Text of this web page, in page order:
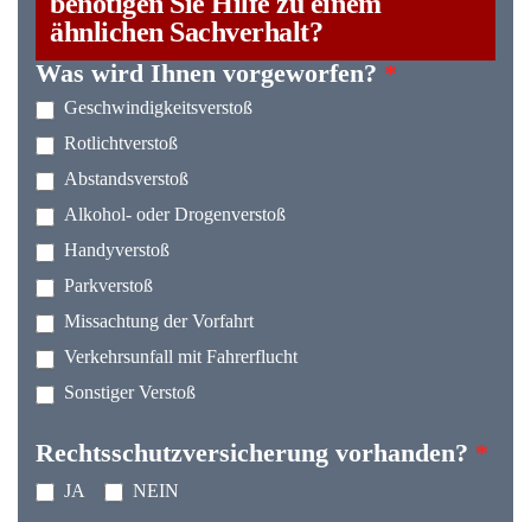
ähnlichen Sachverhalt?
Was wird Ihnen vorgeworfen? *
Geschwindigkeitsverstoß
Rotlichtverstoß
Abstandsverstoß
Alkohol- oder Drogenverstoß
Handyverstoß
Parkverstoß
Missachtung der Vorfahrt
Verkehrsunfall mit Fahrerflucht
Sonstiger Verstoß
Rechtsschutzversicherung vorhanden? *
JA NEIN